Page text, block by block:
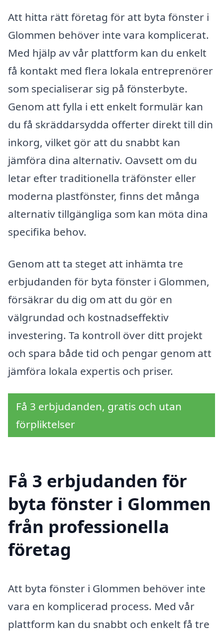
Att hitta rätt företag för att byta fönster i
Glommen behöver inte vara komplicerat.
Med hjälp av vår plattform kan du enkelt
få kontakt med flera lokala entreprenörer
som specialiserar sig på fönsterbyte.
Genom att fylla i ett enkelt formulär kan
du få skräddarsydda offerter direkt till din
inkorg, vilket gör att du snabbt kan
jämföra dina alternativ. Oavsett om du
letar efter traditionella träfönster eller
moderna plastfönster, finns det många
alternativ tillgängliga som kan möta dina
specifika behov.
Genom att ta steget att inhämta tre
erbjudanden för byta fönster i Glommen,
försäkrar du dig om att du gör en
välgrundad och kostnadseffektiv
investering. Ta kontroll över ditt projekt
och spara både tid och pengar genom att
jämföra lokala expertis och priser.
Få 3 erbjudanden, gratis och utan
förpliktelser
Få 3 erbjudanden för
byta fönster i Glommen
från professionella
företag
Att byta fönster i Glommen behöver inte
vara en komplicerad process. Med vår
plattform kan du snabbt och enkelt få tre